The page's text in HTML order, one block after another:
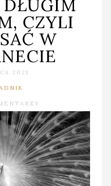
DŁUGIM
CZYLI
W
2021